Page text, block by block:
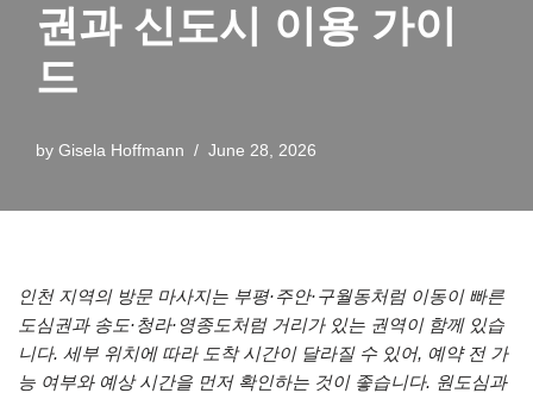
권과 신도시 이용 가이
드
by Gisela Hoffmann June 28, 2026
인천 지역의 방문 마사지는 부평·주안·구월동처럼 이동이 빠른
도심권과 송도·청라·영종도처럼 거리가 있는 권역이 함께 있습
니다. 세부 위치에 따라 도착 시간이 달라질 수 있어, 예약 전 가
능 여부와 예상 시간을 먼저 확인하는 것이 좋습니다. 원도심과